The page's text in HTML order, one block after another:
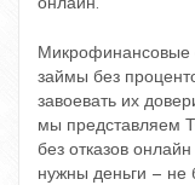
онлайн.
Микрофинансовые
займы без
завоевать их
мы представляем
без отказов
нужны деньги — не